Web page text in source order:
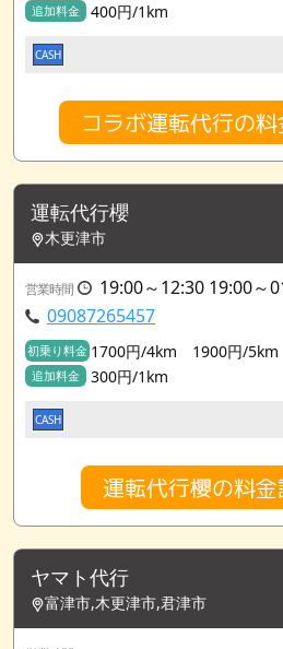
追加料金 400円/1km
CASH
コラボ運転代行の
運転代行櫻
木更津市
営業時間
19:00～12:30 19:00～
09087265457
初乗り料金 1700円/4km 1900円/5km
追加料金 300円/1km
CASH
運転代行櫻の料
ヤマト代行
富津市,木更津市,君津市